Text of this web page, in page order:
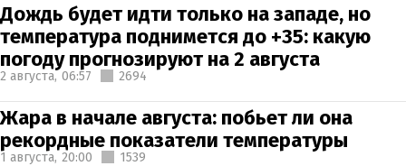
Дождь будет идти только на западе, но
температура поднимется до +35: какую
погоду прогнозируют на 2 августа
2 августа, 06:57 2694
Жара в начале августа: побьет ли она
рекордные показатели температуры
1 августа, 20:00 1539